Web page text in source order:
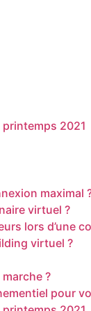
2021
maximal
virtuel ?
lors d’une
virtuel ?
?
pour